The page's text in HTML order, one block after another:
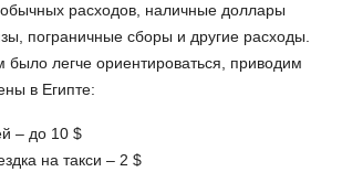
расходов, наличные доллары
пограничные сборы и другие расходы.
было легче ориентироваться, приводим
в Египте:
– до 10 $
на такси – 2 $